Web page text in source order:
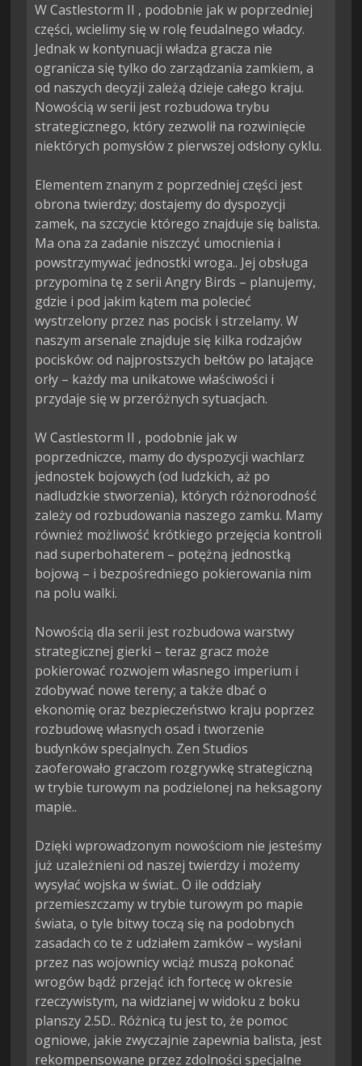
W Castlestorm II , podobnie jak w poprzedniej
części, wcielimy się w rolę feudalnego władcy.
Jednak w kontynuacji władza gracza nie
ogranicza się tylko do zarządzania zamkiem, a
od naszych decyzji zależą dzieje całego kraju.
Nowością w serii jest rozbudowa trybu
strategicznego, który zezwolił na rozwinięcie
niektórych pomysłów z pierwszej odsłony cyklu.
Elementem znanym z poprzedniej części jest
obrona twierdzy; dostajemy do dyspozycji
zamek, na szczycie którego znajduje się balista.
Ma ona za zadanie niszczyć umocnienia i
powstrzymywać jednostki wroga.. Jej obsługa
przypomina tę z serii Angry Birds – planujemy,
gdzie i pod jakim kątem ma polecieć
wystrzelony przez nas pocisk i strzelamy. W
naszym arsenale znajduje się kilka rodzajów
pocisków: od najprostszych bełtów po latające
orły – każdy ma unikatowe właściwości i
przydaje się w przeróżnych sytuacjach.
W Castlestorm II , podobnie jak w
poprzedniczce, mamy do dyspozycji wachlarz
jednostek bojowych (od ludzkich, aż po
nadludzkie stworzenia), których różnorodność
zależy od rozbudowania naszego zamku. Mamy
również możliwość krótkiego przejęcia kontroli
nad superbohaterem – potężną jednostką
bojową – i bezpośredniego pokierowania nim
na polu walki.
Nowością dla serii jest rozbudowa warstwy
strategicznej gierki – teraz gracz może
pokierować rozwojem własnego imperium i
zdobywać nowe tereny; a także dbać o
ekonomię oraz bezpieczeństwo kraju poprzez
rozbudowę własnych osad i tworzenie
budynków specjalnych. Zen Studios
zaoferowało graczom rozgrywkę strategiczną
w trybie turowym na podzielonej na heksagony
mapie..
Dzięki wprowadzonym nowościom nie jesteśmy
już uzależnieni od naszej twierdzy i możemy
wysyłać wojska w świat.. O ile oddziały
przemieszczamy w trybie turowym po mapie
świata, o tyle bitwy toczą się na podobnych
zasadach co te z udziałem zamków – wysłani
przez nas wojownicy wciąż muszą pokonać
wrogów bądź przejąć ich fortecę w okresie
rzeczywistym, na widzianej w widoku z boku
planszy 2.5D.. Różnicą tu jest to, że pomoc
ogniowe, jakie zwyczajnie zapewnia balista, jest
rekompensowane przez zdolności specjalne